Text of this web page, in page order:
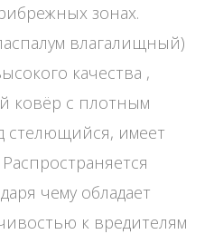
зонах.
влагалищный)
качества ,
ковёр с плотным
имеет
чему обладает
к вредителям